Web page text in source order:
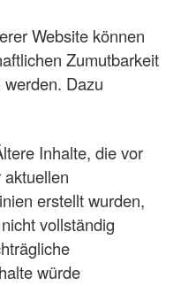
Website können
Zumutbarkeit
Dazu
Inhalte, die vor
erstellt wurden,
vollständig
würde